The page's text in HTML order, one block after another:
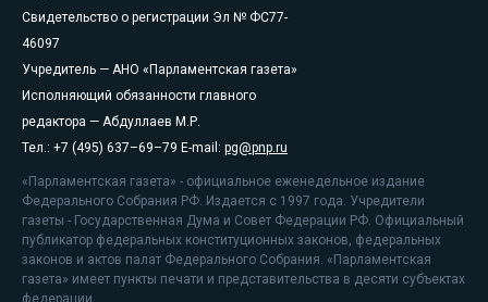
Свидетельство о регистрации Эл № ФС77-
46097
Учредитель — АНО «Парламентская газета»
Исполняющий обязанности главного
редактора — Абдуллаев М.Р.
Тел.: +7 (495) 637–69–79 E-mail: pg@pnp.ru
«Парламентская газета» - официальное еженедельное издание
Федерального Собрания РФ. Издается с 1997 года. Учредители
газеты - Государственная Дума и Совет Федерации РФ. Официальный
публикатор федеральных конституционных законов, федеральных
законов и актов палат Федерального Собрания. «Парламентская
газета» имеет пункты печати и представительства в десяти субъектах
федерации.